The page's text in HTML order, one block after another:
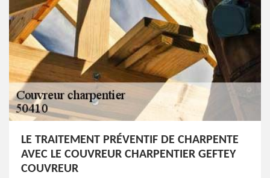
LE TRAITEMENT PRÉVENTIF DE CHARPENTE
AVEC LE COUVREUR CHARPENTIER GEFTEY
COUVREUR